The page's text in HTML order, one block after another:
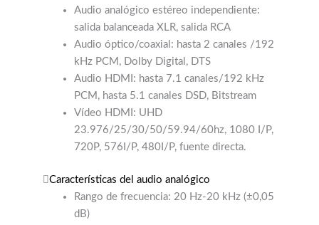
Audio analógico estéreo independiente:
salida balanceada XLR, salida RCA
Audio óptico/coaxial: hasta 2 canales /192
kHz PCM, Dolby Digital, DTS
Audio HDMI: hasta 7.1 canales/192 kHz
PCM, hasta 5.1 canales DSD, Bitstream
Vídeo HDMI: UHD
23.976/25/30/50/59.94/60hz, 1080 I/P,
720P, 576I/P, 480I/P, fuente directa.
Características del audio analógico
Rango de frecuencia: 20 Hz-20 kHz (±0,05
dB)